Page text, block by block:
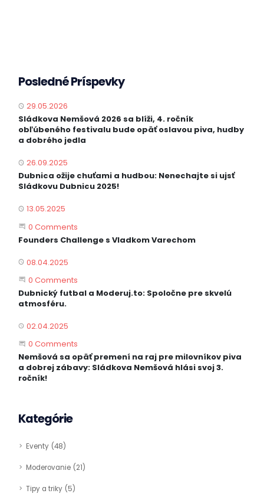
Posledné Príspevky
PUBLISHED
29.05.2026
Sládkova Nemšová 2026 sa blíži, 4. ročník
obľúbeného festivalu bude opäť oslavou piva, hudby
a dobrého jedla
PUBLISHED
26.09.2025
Dubnica ožije chuťami a hudbou: Nenechajte si ujsť
Sládkovu Dubnicu 2025!
PUBLISHED
13.05.2025
Start the Conversation
0 Comments
Founders Challenge s Vladkom Varechom
PUBLISHED
08.04.2025
Start the Conversation
0 Comments
Dubnický futbal a Moderuj.to: Spoločne pre skvelú
atmosféru.
PUBLISHED
02.04.2025
Start the Conversation
0 Comments
Nemšová sa opäť premení na raj pre milovníkov piva
a dobrej zábavy: Sládkova Nemšová hlási svoj 3.
ročník!
Kategórie
Eventy 48
Moderovanie 21
Tipy a triky 5